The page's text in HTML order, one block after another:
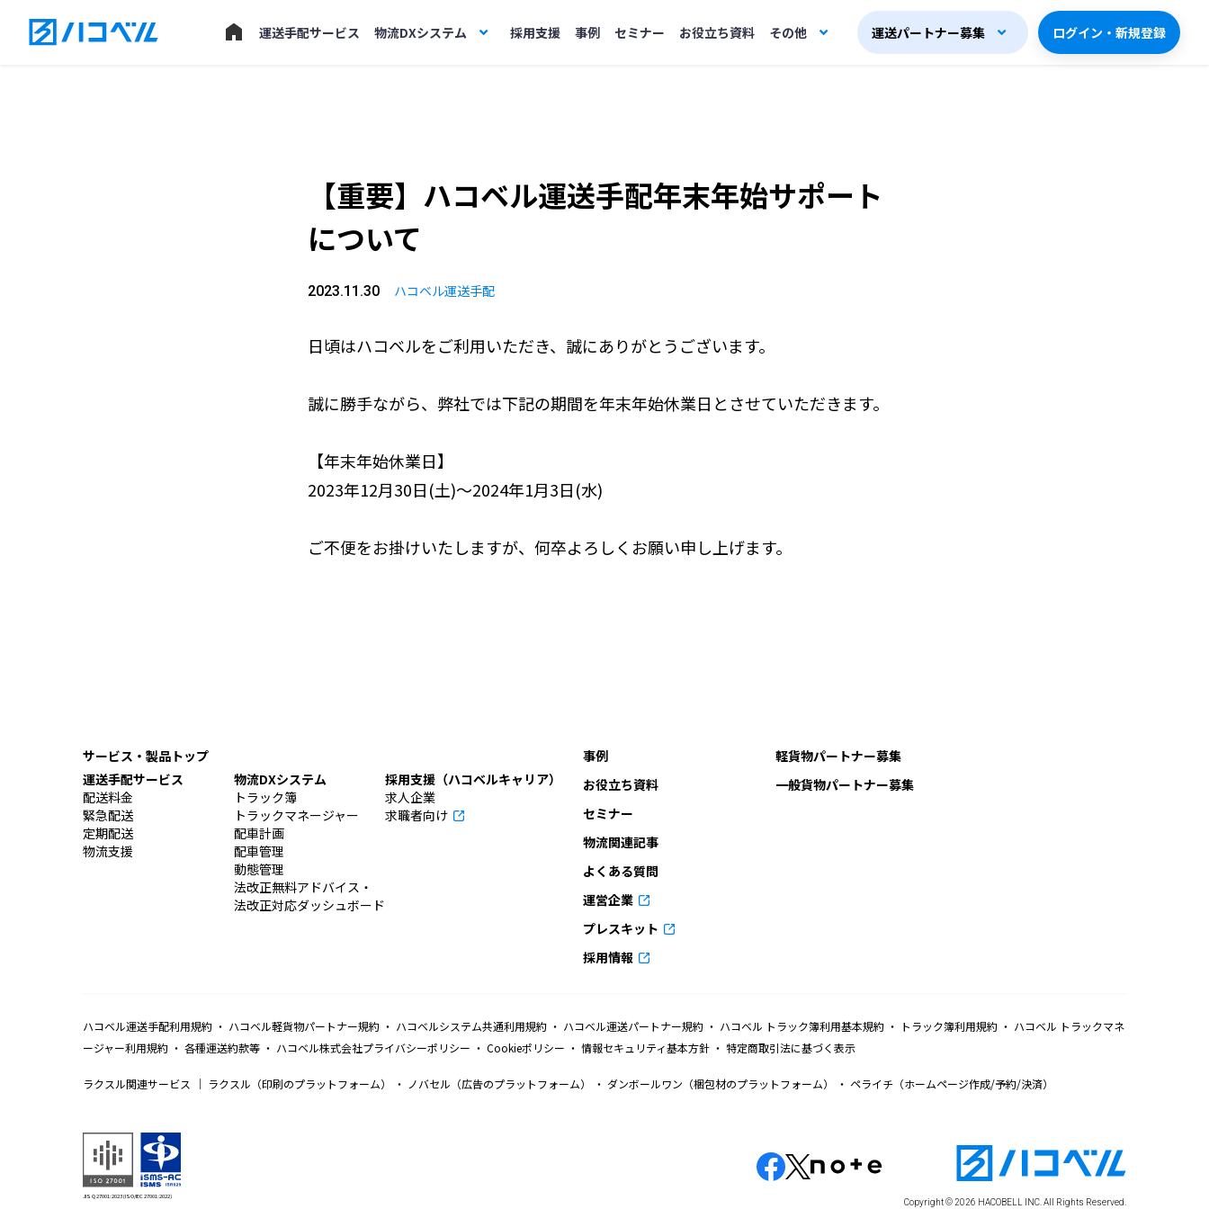
運送手配サービス 物流DXシステム 採用支援 事例 セミナー お役立ち資料 その他 運送パートナー募集 ログイン・新規登録
【重要】ハコベル運送手配年末年始サポート
について
2023.11.30 ハコベル運送手配
日頃はハコベルをご利用いただき、誠にありがとうございます。
誠に勝手ながら、弊社では下記の期間を年末年始休業日とさせていただきます。
【年末年始休業日】
2023年12月30日(土)～2024年1月3日(水)
ご不便をお掛けいたしますが、何卒よろしくお願い申し上げます。
サービス・製品トップ
運送手配サービス
配送料金
緊急配送
定期配送
物流支援
物流DXシステム
トラック簿
トラックマネージャー
配車計画
配車管理
動態管理
法改正無料アドバイス・
法改正対応ダッシュボード
採用支援（ハコベルキャリア）
求人企業
求職者向け
事例
お役立ち資料
セミナー
物流関連記事
よくある質問
運営企業
プレスキット
採用情報
軽貨物パートナー募集
一般貨物パートナー募集
ハコベル運送手配利用規約 ハコベル軽貨物パートナー規約 ハコベルシステム共通利用規約 ハコベル運送パートナー規約 ハコベル トラック簿利用基本規約 トラック簿利用規約
ハコベル トラックマネ
ージャー利用規約
各種運送約款等 ハコベル株式会社プライバシーポリシー Cookieポリシー 情報セキュリティ基本方針 特定商取引法に基づく表示
ラクスル関連サービス ラクスル（印刷のプラットフォーム） ノバセル（広告のプラットフォーム） ダンボールワン（梱包材のプラットフォーム） ペライチ（ホームページ作成/予約/決済）
JIS Q 27001:2023 (ISO/IEC 27001:2022)
Copyright © 2026 HACOBELL INC. All Rights Reserved.